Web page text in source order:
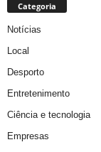
Categoria
Notícias
Local
Desporto
Entretenimento
Ciência e tecnologia
Empresas